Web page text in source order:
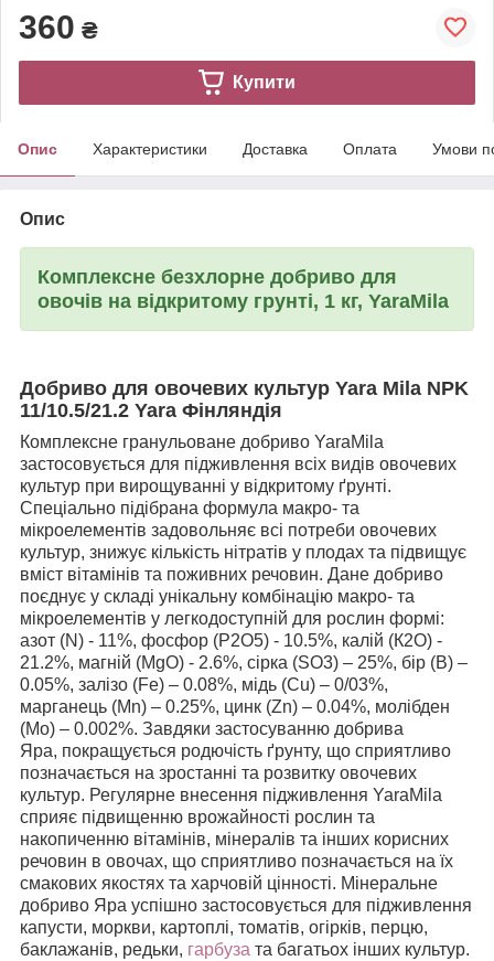
360 ₴
Купити
Опис Характеристики Доставка Оплата Умови
Опис
Комплексне безхлорне добриво для
овочів на відкритому грунті, 1 кг, YaraMila
Добриво для овочевих культур Yara Mila NPK
11/10.5/21.2 Yara Фінляндія
Комплексне гранульоване добриво YaraMila
застосовується для підживлення всіх видів овочевих
культур при вирощуванні у відкритому ґрунті.
Спеціально підібрана формула макро- та
мікроелементів задовольняє всі потреби овочевих
культур, знижує кількість нітратів у плодах та підвищує
вміст вітамінів та поживних речовин. Дане добриво
поєднує у складі унікальну комбінацію макро- та
мікроелементів у легкодоступній для рослин формі:
азот (N) - 11%, фосфор (Р2О5) - 10.5%, калій (К2О) -
21.2%, магній (MgO) - 2.6%, сірка (SO3) – 25%, бір (B) –
0.05%, залізо (Fe) – 0.08%, мідь (Сu) – 0/03%,
марганець (Mn) – 0.25%, цинк (Zn) – 0.04%, молібден
(Mo) – 0.002%. Завдяки застосуванню добрива
Яра, покращується родючість ґрунту, що сприятливо
позначається на зростанні та розвитку овочевих
культур. Регулярне внесення підживлення YaraMila
сприяє підвищенню врожайності рослин та
накопиченню вітамінів, мінералів та інших корисних
речовин в овочах, що сприятливо позначається на їх
смакових якостях та харчовій цінності. Мінеральне
добриво Яра успішно застосовується для підживлення
капусти, моркви, картоплі, томатів, огірків, перцю,
баклажанів, редьки, гарбуза та багатьох інших культур.